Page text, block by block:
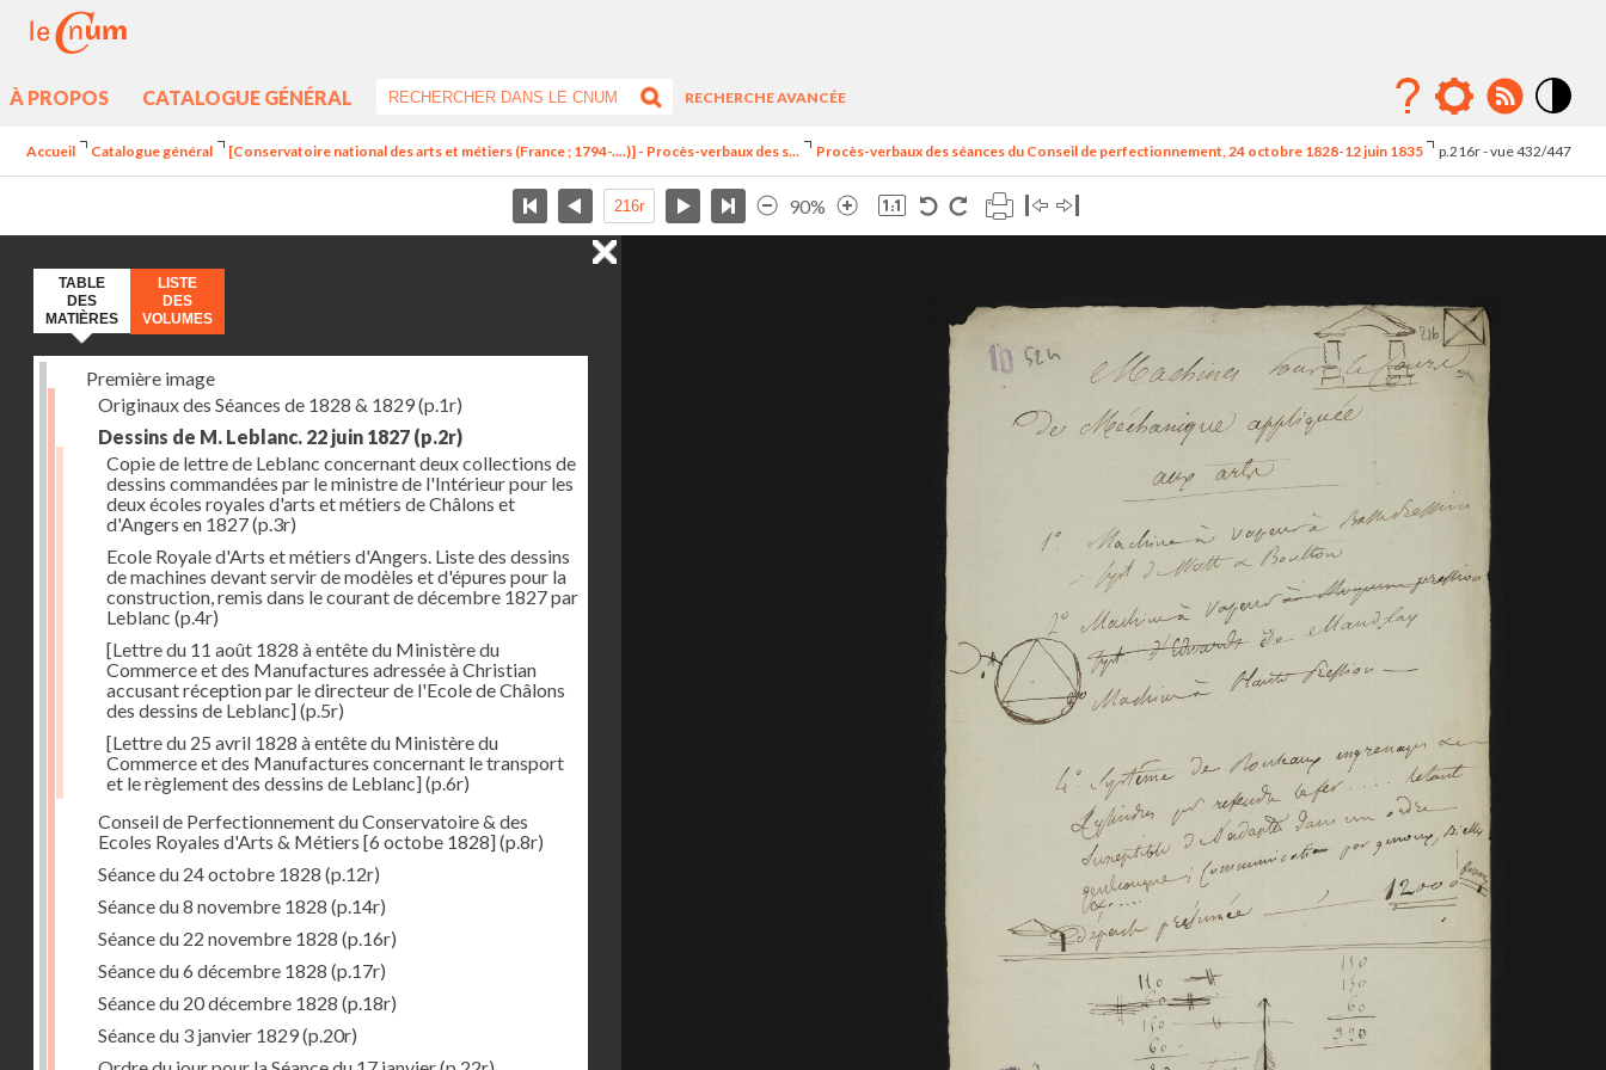
À PROPOS CATALOGUE GÉNÉRAL
RECHERCHE AVANCÉE
élévé
Accueil Catalogue général [Conservatoire national des arts et métiers (France ; 1794-....)] - Procès-verbaux des s... Procès-verbaux des séances du Conseil de perfectionnement, 24 octobre 1828-12 juin 1835 p.216r - vue 432/447
90%
TABLE
DES
MATIÈRES
LISTE
DES
VOLUMES
Première image
Originaux des Séances de 1828 & 1829(p.1r)
Dessins de M. Leblanc. 22 juin 1827 (p.2r)
Copie de lettre de Leblanc concernant deux collections de
dessins commandées par le ministre de l'Intérieur pour les
deux écoles royales d'arts et métiers de Châlons et
d'Angers en 1827(p.3r)
Ecole Royale d'Arts et métiers d'Angers. Liste des dessins
de machines devant servir de modèles et d'épures pour la
construction, remis dans le courant de décembre 1827 par
Leblanc (p.4r)
[Lettre du 11 août 1828 à entête du Ministère du
Commerce et des Manufactures adressée à Christian
accusant réception par le directeur de l'Ecole de Châlons
des dessins de Leblanc](p.5r)
[Lettre du 25 avril 1828 à entête du Ministère du
Commerce et des Manufactures concernant le transport
et le règlement des dessins de Leblanc](p.6r)
Conseil de Perfectionnement du Conservatoire & des
Ecoles Royales d'Arts & Métiers [6 octobe 1828](p.8r)
Séance du 24 octobre 1828 (p.12r)
Séance du 8 novembre 1828 (p.14r)
Séance du 22 novembre 1828 (p.16r)
Séance du 6 décembre 1828 (p.17r)
Séance du 20 décembre 1828 (p.18r)
Séance du 3 janvier 1829(p.20r)